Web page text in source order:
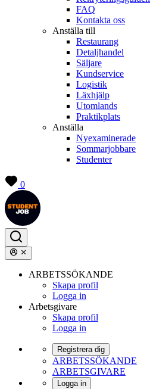
FAQ
Kontakta oss
Anställa till
Restaurang
Detaljhandel
Säljare
Kundservice
Logistik
Läxhjälp
Utomlands
Praktikplats
Anställa
Nyexaminerade
Sommarjobbare
Studenter
0
ARBETSSÖKANDE
Skapa profil
Logga in
Arbetsgivare
Skapa profil
Logga in
Registrera dig
ARBETSSÖKANDE
ARBETSGIVARE
Logga in